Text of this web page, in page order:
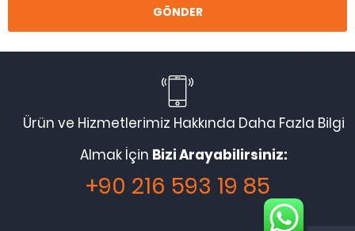
Ürün ve Hizmetlerimiz Hakkında Daha Fazla Bilgi
Almak İçin Bizi Arayabilirsiniz:
+90 216 593 19 85